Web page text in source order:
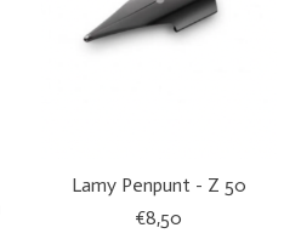
Lamy Penpunt - Z 50
€8,50